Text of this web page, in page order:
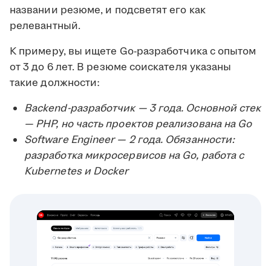
названии резюме, и подсветят его как
релевантный.
К примеру, вы ищете Go-разработчика с опытом
от 3 до 6 лет. В резюме соискателя указаны
такие должности:
Backend-разработчик — 3 года. Основной стек
— PHP, но часть проектов реализована на Go
Software Engineer — 2 года. Обязанности:
разработка микросервисов на Go, работа с
Kubernetes и Docker